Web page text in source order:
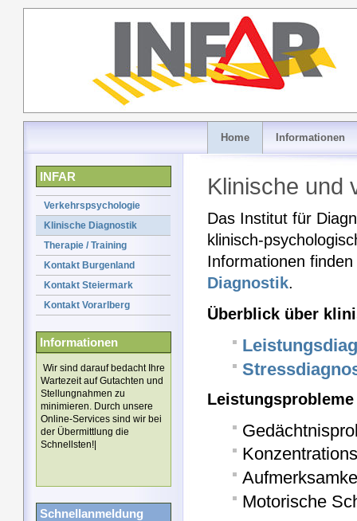
Home Informationen
INFAR
Verkehrspsychologie
Klinische Diagnostik
Therapie / Training
Kontakt Burgenland
Kontakt Steiermark
Kontakt Vorarlberg
Informationen
Wir sind darauf bedacht Ihre
Wartezeit auf Gutachten und
Stellungnahmen zu
minimieren. Durch unsere
Online-Services sind wir bei
der Übermittlung die
Schnellsten!|
Schnellanmeldung
Klinische und
Das Institut für
klinisch-
Informationen
Diagnostik.
Überblick über
Motorische